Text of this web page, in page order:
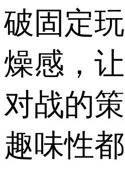
破固定
燥感，
对战的
趣味性